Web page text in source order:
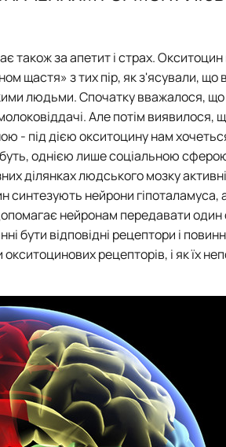
ветеринарно
біохімія»
також за апетит і страх.
щастя» з тих пір, як з'ясували, що
людьми. Спочатку вважалося,
Але потім виявилося,
- під дією окситоцину нам
однією лише соціальною
ділянках людського мозку
нейрони гіпоталамуса,
нейронам передавати один
бути відповідні рецептори і
рецепторів, і як їх